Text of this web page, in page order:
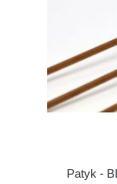
Patyk -